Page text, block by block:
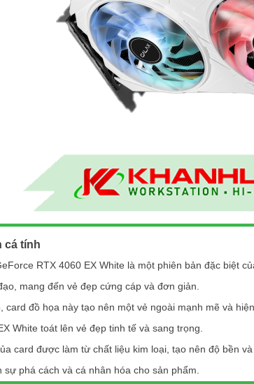
cá tính
RTX 4060 EX White là một phiên bản đặc biệt
mang đến vẻ đẹp cứng cáp và đơn giản.
card đồ họa này tạo nên một vẻ ngoài mạnh mẽ và
White toát lên vẻ đẹp tinh tế và sang trọng.
card được làm từ chất liệu kim loại, tạo nên độ bền
sự phá cách và cá nhân hóa cho sản phẩm.